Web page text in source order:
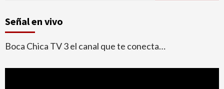
Señal en vivo
Boca Chica TV 3 el canal que te conecta…